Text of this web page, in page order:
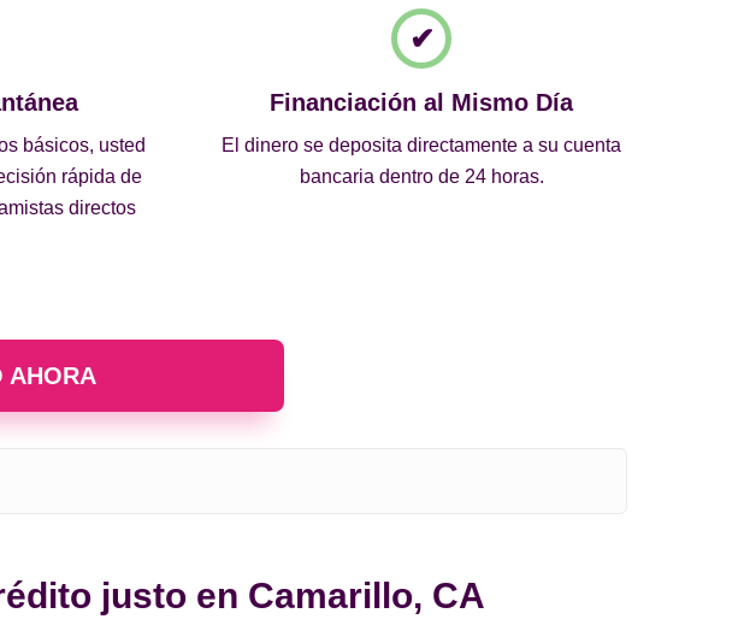
básicos, usted
rápida de
directos
Financiación al Mismo Día
El dinero se deposita directamente a su cuenta
bancaria dentro de 24 horas.
AHORA
justo en Camarillo, CA